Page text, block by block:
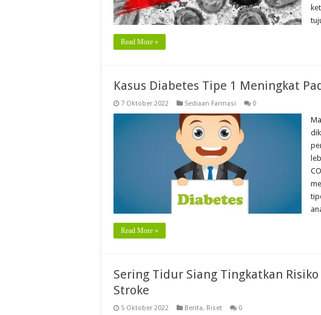
Read More »
Kasus Diabetes Tipe 1 Meningkat
7 Oktober 2022 Sediaan Farmasi 0
Read More »
Sering Tidur Siang Tingkatkan
Stroke
5 Oktober 2022 Berita, Riset 0